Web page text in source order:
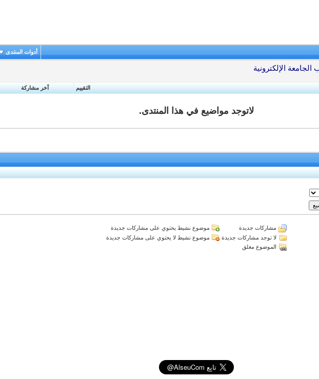
أدوات المنتدى
الإلكترونية
التقييم
آخر مشاركة
لاتوجد مواضيع في هذا المنتدى.
مشاركات جديدة
موضوع نشيط يحتوي على مشاركات جديدة
لا توجد مشاركات جديدة
موضوع نشيط لا يحتوي على مشاركات جديدة
الموضوع مغلق